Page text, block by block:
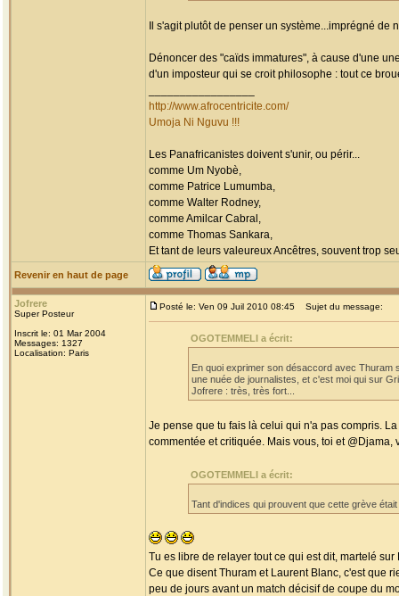
Il s'agit plutôt de penser un système...imprégné
Dénoncer des "caïds immatures", à cause d'une
d'un imposteur qui se croit philosophe : tout ce
http://www.afrocentricite.com/
Umoja Ni Nguvu !!!
Les Panafricanistes doivent s'unir, ou périr...
comme Um Nyobè,
comme Patrice Lumumba,
comme Walter Rodney,
comme Amilcar Cabral,
comme Thomas Sankara,
Et tant de leurs valeureux Ancêtres, souvent trop
Revenir en haut de page
Jofrere
Super Posteur
Inscrit le: 01 Mar 2004
Messages: 1327
Localisation: Paris
Posté le: Ven 09 Juil 2010 08:45 Sujet du message:
OGOTEMMELI a écrit:
En quoi exprimer son désaccord avec Thuram
une nuée de journalistes, et c'est moi qui sur
Jofrere : très, très fort...
Je pense que tu fais là celui qui n'a pas compris.
commentée et critiquée. Mais vous, toi et
OGOTEMMELI a écrit:
Tant d'indices qui prouvent que cette grève
Tu es libre de relayer tout ce qui est dit, martelé
Ce que disent Thuram et Laurent Blanc, c'est que
peu de jours avant un match décisif de coupe du